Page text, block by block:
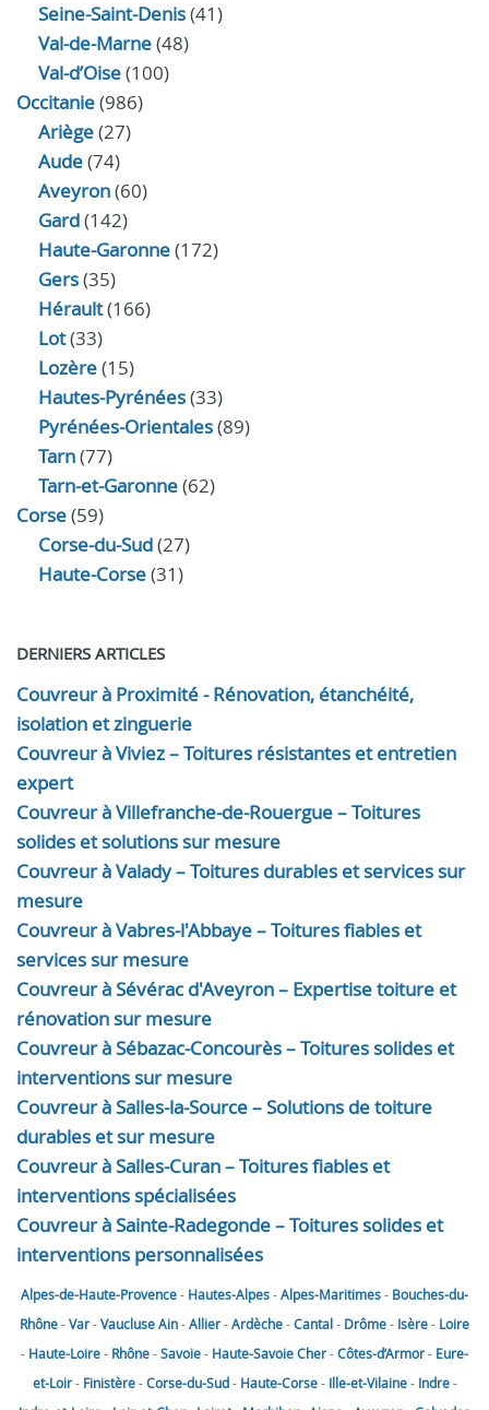
Seine-Saint-Denis(41)
Val-de-Marne(48)
Val-d’Oise(100)
Occitanie(986)
Ariège(27)
Aude(74)
Aveyron(60)
Gard(142)
Haute-Garonne(172)
Gers(35)
Hérault(166)
Lot(33)
Lozère(15)
Hautes-Pyrénées(33)
Pyrénées-Orientales(89)
Tarn(77)
Tarn-et-Garonne(62)
Corse(59)
Corse-du-Sud(27)
Haute-Corse(31)
DERNIERS ARTICLES
Couvreur à Proximité - Rénovation, étanchéité,
isolation et zinguerie
Couvreur à Viviez – Toitures résistantes et entretien
expert
Couvreur à Villefranche-de-Rouergue – Toitures
solides et solutions sur mesure
Couvreur à Valady – Toitures durables et services sur
mesure
Couvreur à Vabres-l'Abbaye – Toitures fiables et
services sur mesure
Couvreur à Sévérac d'Aveyron – Expertise toiture et
rénovation sur mesure
Couvreur à Sébazac-Concourès – Toitures solides et
interventions sur mesure
Couvreur à Salles-la-Source – Solutions de toiture
durables et sur mesure
Couvreur à Salles-Curan – Toitures fiables et
interventions spécialisées
Couvreur à Sainte-Radegonde – Toitures solides et
interventions personnalisées
Alpes-de-Haute-Provence- Hautes-Alpes-Alpes-Maritimes- Bouches-du-
Rhône-Var-VaucluseAin-Allier-Ardèche-Cantal- Drôme- Isère- Loire
- Haute-Loire- Rhône-Savoie- Haute-SavoieCher-Côtes-d’Armor- Eure-
et-Loir- Finistère-Corse-du-Sud- Haute-Corse- Ille-et-Vilaine- Indre-